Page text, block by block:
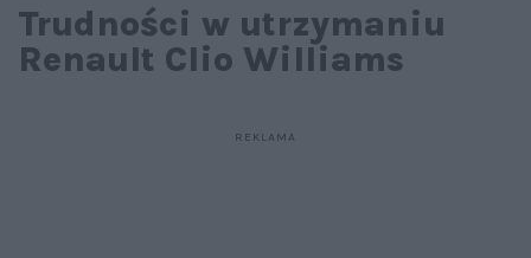
Trudności w utrzymaniu
Renault Clio Williams